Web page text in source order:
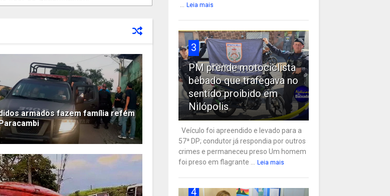
armados fazem família refém
... Leia mais
3
PM prende motociclista
bêbado que trafegava no
sentido proibido em
Nilópolis
Veículo foi apreendido e levado para a
57ª DP; condutor já respondia por outros
crimes e permaneceu preso Um homem
foi preso em flagrante ... Leia mais
4